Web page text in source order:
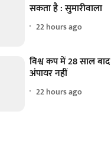
सकता है : सुमारीवाला
22 hours ago
विश्व कप में 28 साल
अंपायर नहीं
22 hours ago